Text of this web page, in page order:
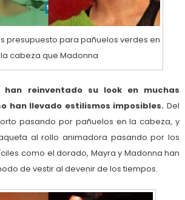
presupuesto para pañuelos verdes en
la cabeza que Madonna
han reinventado su look en muchas
han llevado estilismos imposibles.Del
pasando por pañuelos en la cabeza, y
al rollo animadora pasando por los
como el dorado, Mayra y Madonna han
de vestir al devenir de los tiempos.